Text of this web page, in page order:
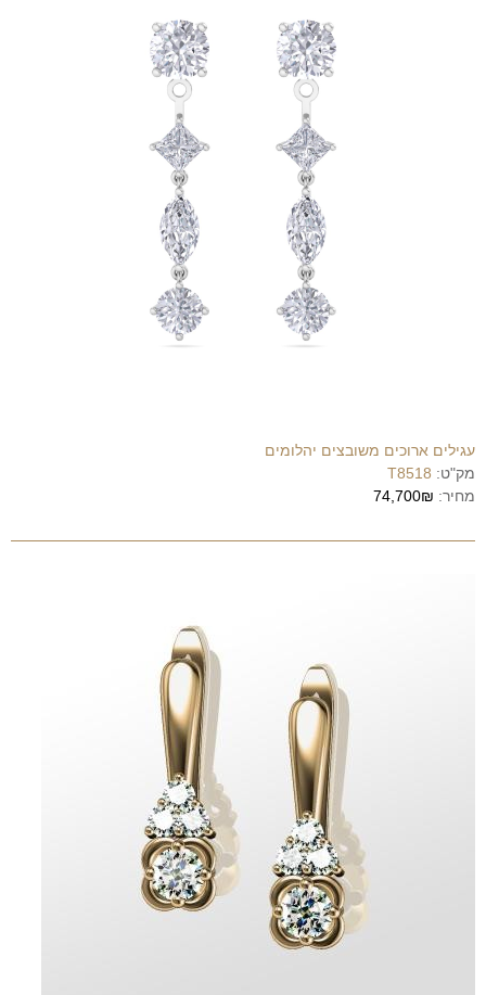
עגילים ארוכים משובצים יהלומים
מק"ט: T8518
מחיר: 74,700₪